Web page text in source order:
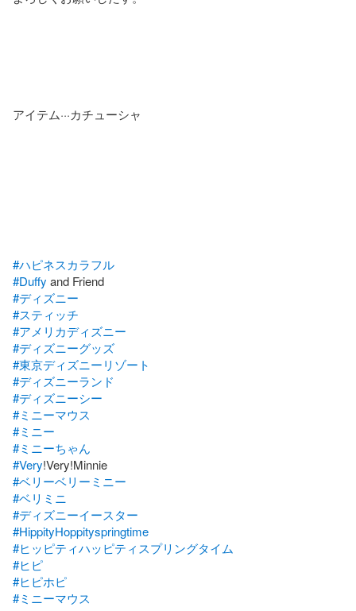
アイテム···カチューシャ
#ハピネスカラフル
#Duffy
#ディズニー
#スティッチ
#アメリカディズニー
#ディズニーグッズ
#東京ディズニーリゾート
#ディズニーランド
#ディズニーシー
#ミニーマウス
#ミニー
#ミニーちゃん
#Very
#ベリーベリーミニー
#ベリミニ
#ディズニーイースター
#HippityHoppityspringtime
#ヒッピティハッピティスプリングタイム
#ヒピ
#ヒピホピ
#ミニーマウス